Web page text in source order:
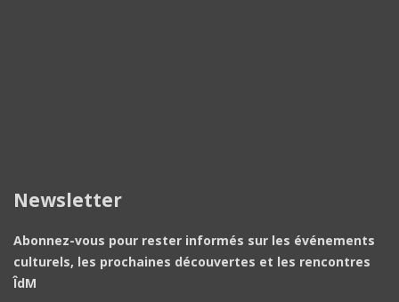
Newsletter
Abonnez-vous pour rester informés sur les événements
culturels, les prochaines découvertes et les rencontres
ÎdM